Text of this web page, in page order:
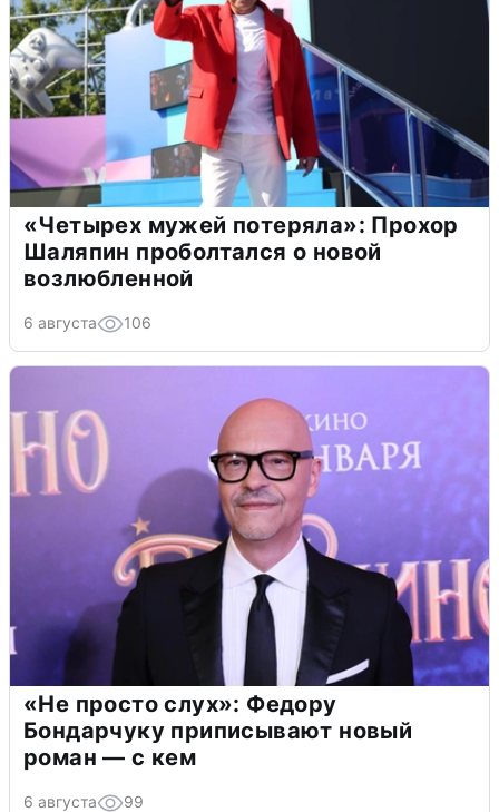
«Четырех мужей потеряла»: Прохор
Шаляпин проболтался о новой
возлюбленной
6 августа 106
«Не просто слух»: Федору
Бондарчуку приписывают новый
роман — с кем
6 августа 99